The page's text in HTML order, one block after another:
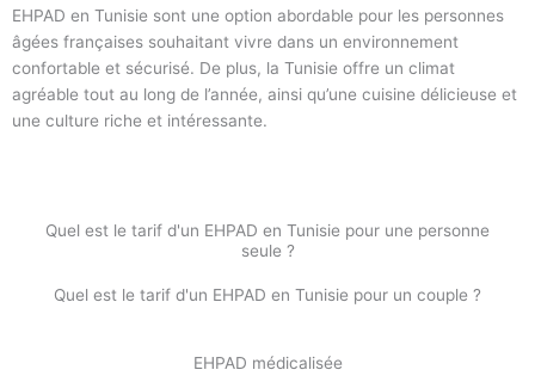
EHPAD en Tunisie sont une option abordable pour les personnes
âgées françaises souhaitant vivre dans un environnement
confortable et sécurisé. De plus, la Tunisie offre un climat
agréable tout au long de l’année, ainsi qu’une cuisine délicieuse et
une culture riche et intéressante.
Quel est le tarif d'un EHPAD en Tunisie pour une personne
seule ?
Quel est le tarif d'un EHPAD en Tunisie pour un couple ?
EHPAD médicalisée